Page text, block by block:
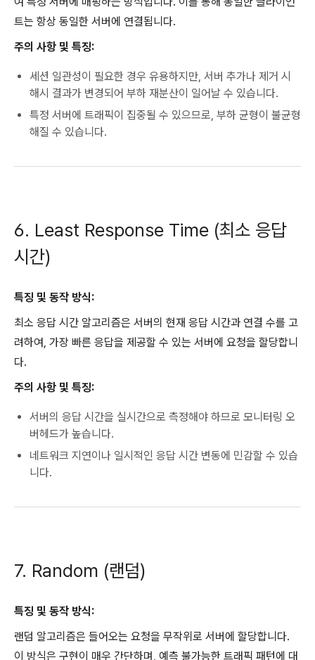
트는 항상 동일한 서버에 연결됩니다.
주의 사항 및 특징:
세션 일관성이 필요한 경우 유용하지만, 서버 추가나 제거 시
해시 결과가 변경되어 부하 재분산이 일어날 수 있습니다.
특정 서버에 트래픽이 집중될 수 있으므로, 부하 균형이 불균형
해질 수 있습니다.
6. Least Response Time (최소 응답
시간)
특징 및 동작 방식:
최소 응답 시간 알고리즘은 서버의 현재 응답 시간과 연결 수를 고
려하여, 가장 빠른 응답을 제공할 수 있는 서버에 요청을 할당합니
다.
주의 사항 및 특징:
서버의 응답 시간을 실시간으로 측정해야 하므로 모니터링 오
버헤드가 높습니다.
네트워크 지연이나 일시적인 응답 시간 변동에 민감할 수 있습
니다.
7. Random (랜덤)
특징 및 동작 방식:
랜덤 알고리즘은 들어오는 요청을 무작위로 서버에 할당합니다.
이 방식은 구현이 매우 간단하며, 예측 불가능한 트래픽 패턴에 대